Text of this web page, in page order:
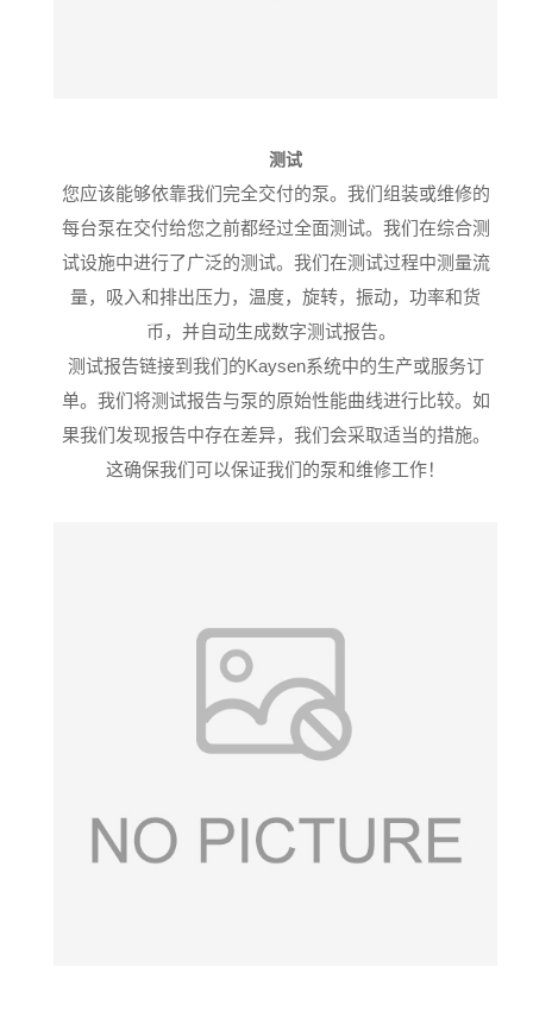
测试
您应该能够依靠我们完全交付的泵。 我们组装或维修的
每台泵在交付给您之前都经过全面测试。 我们在综合测
试设施中进行了广泛的测试。 我们在测试过程中测量流
量，吸入和排出压力，温度，旋转，振动，功率和货
币，并自动生成数字测试报告。
测试报告链接到我们的Kaysen系统中的生产或服务订
单。我们将测试报告与泵的原始性能曲线进行比较。如
果我们发现报告中存在差异，我们会采取适当的措施。
这确保我们可以保证我们的泵和维修工作！